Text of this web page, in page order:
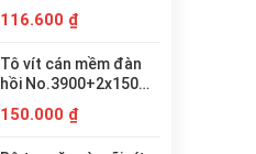
116.600 ₫
Tô vít cán mềm đàn
hồi No.3900+2x150
150.000 ₫